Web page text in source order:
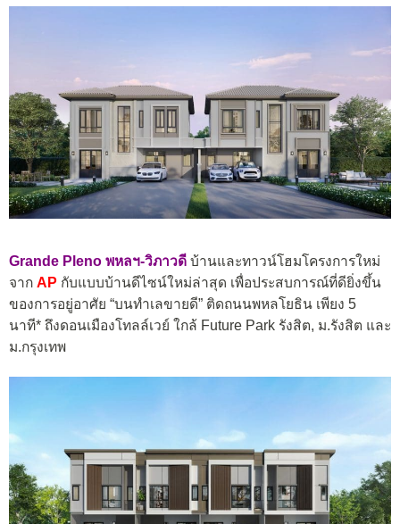
Grande Pleno พหลฯ-วิภาวดี บ้านและทาวน์โฮมโครงการใหม่
จาก AP กับแบบบ้านดีไซน์ใหม่ล่าสุด เพื่อประสบการณ์ที่ดียิ่งขึ้น
ของการอยู่อาศัย “บนทำเลขายดี” ติดถนนพหลโยธิน เพียง 5
นาที* ถึงดอนเมืองโทลล์เวย์ ใกล้ Future Park รังสิต, ม.รังสิต และ
ม.กรุงเทพ